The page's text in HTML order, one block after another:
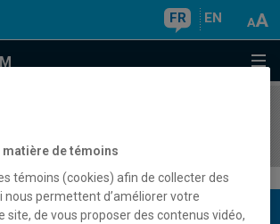
FR EN
cours
matière de témoins
témoins (cookies) afin de collecter des
permettent d’améliorer votre
site, de vous proposer des contenus vidéo,